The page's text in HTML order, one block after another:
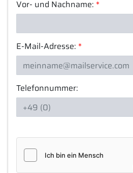
Vor- und Nachname: *
E-Mail-Adresse: *
Telefonnummer: